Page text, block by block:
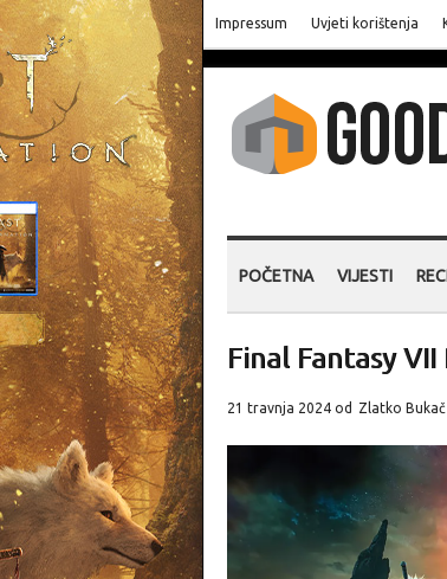
Impressum Uvjeti korištenja
POČETNA VIJESTI
Final Fantasy
21 travnja 2024 od Zlatko Bukač